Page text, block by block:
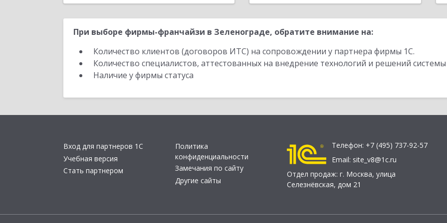
При выборе фирмы-франчайзи в Зеленограде, обратите внимание на:
Количество клиентов (договоров ИТС) на сопровождении у партнера фирмы 1С.
Количество специалистов, аттестованных на внедрение технологий и решений
Наличие у фирмы статуса
Вход для партнеров 1С
Учебная версия
Стать партнером
Политика
конфиденциальности
Замечания по сайту
Другие сайты
Телефон: +7 (495) 737-92-57
Email: site_v8@1c.ru
Отдел продаж: г. Москва, улица
Селезнёвская, дом 21